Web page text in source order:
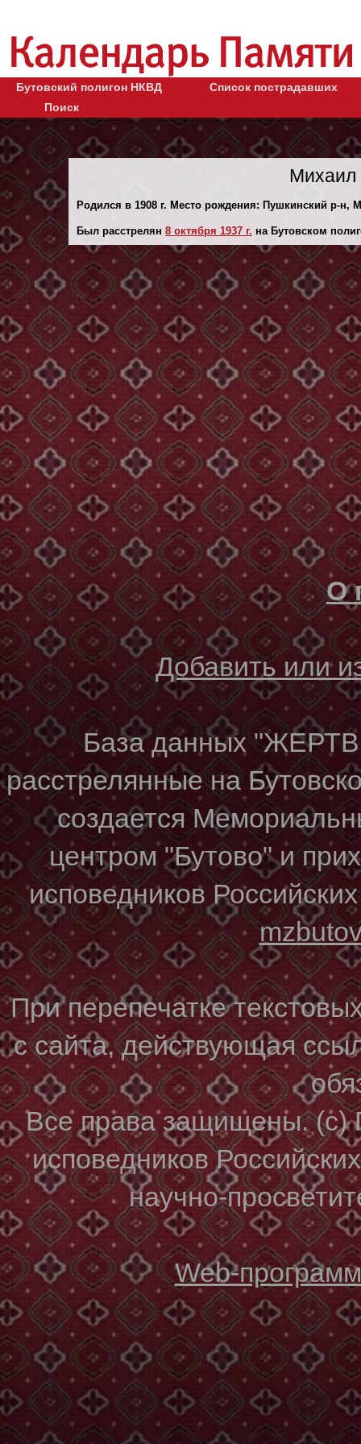
Бутовский полигон НКВД
Список пострадавших
Поиск
Михаил
Родился в 1908 г. Место рождения: Пушкинский р-н,
Был расстрелян 8 октября 1937 г. на Бутовском
О
Добавить или
База данных
расстрелянные на
создается
центром "Бутово" и
исповедников
При перепечатке
с сайта, действующая
Все права защищены. (с)
исповедников
научно-
Web-